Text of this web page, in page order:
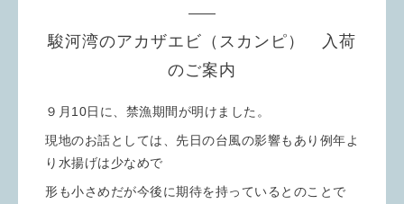
駿河湾のアカザエビ（スカンピ） 入荷
のご案内
９月10日に、禁漁期間が明けました。
現地のお話としては、先日の台風の影響もあり例年よ
り水揚げは少なめで
形も小さめだが今後に期待を持っているとのことで